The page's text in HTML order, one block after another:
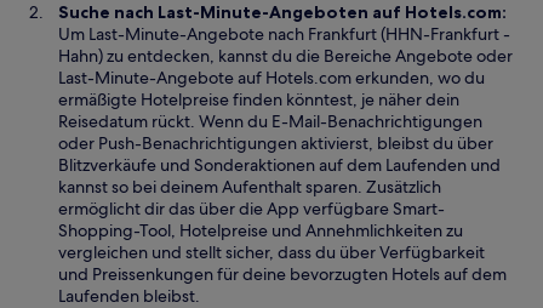
g
e
ö
f
f
n
e
t
Suche nach Last-Minute-Angeboten auf Hotels.com:
Um Last-Minute-Angebote nach Frankfurt (HHN-Frankfurt -
Hahn) zu entdecken, kannst du die Bereiche Angebote oder
Last-Minute-Angebote auf Hotels.com erkunden, wo du
ermäßigte Hotelpreise finden könntest, je näher dein
Reisedatum rückt. Wenn du E-Mail-Benachrichtigungen
oder Push-Benachrichtigungen aktivierst, bleibst du über
Blitzverkäufe und Sonderaktionen auf dem Laufenden und
kannst so bei deinem Aufenthalt sparen. Zusätzlich
ermöglicht dir das über die App verfügbare Smart-
Shopping-Tool, Hotelpreise und Annehmlichkeiten zu
vergleichen und stellt sicher, dass du über Verfügbarkeit
und Preissenkungen für deine bevorzugten Hotels auf dem
Laufenden bleibst.